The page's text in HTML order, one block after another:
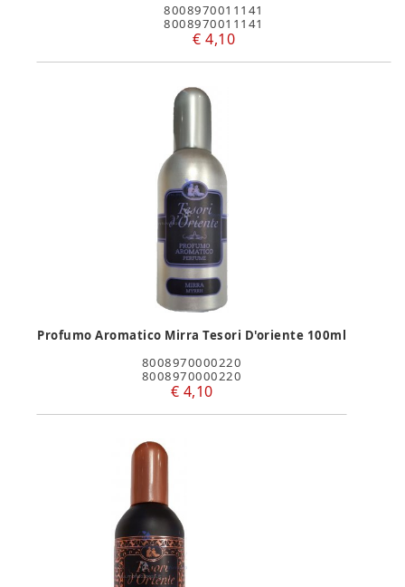
8008970011141
8008970011141
€ 4,10
Profumo Aromatico Mirra Tesori D'oriente 100ml
8008970000220
8008970000220
€ 4,10